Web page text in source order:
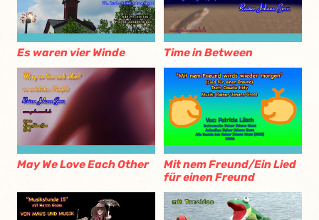
Es waren vier Winde Time in Between
May We Love Each Other
Mit nem Freund/Ein Lied
für einen Freund